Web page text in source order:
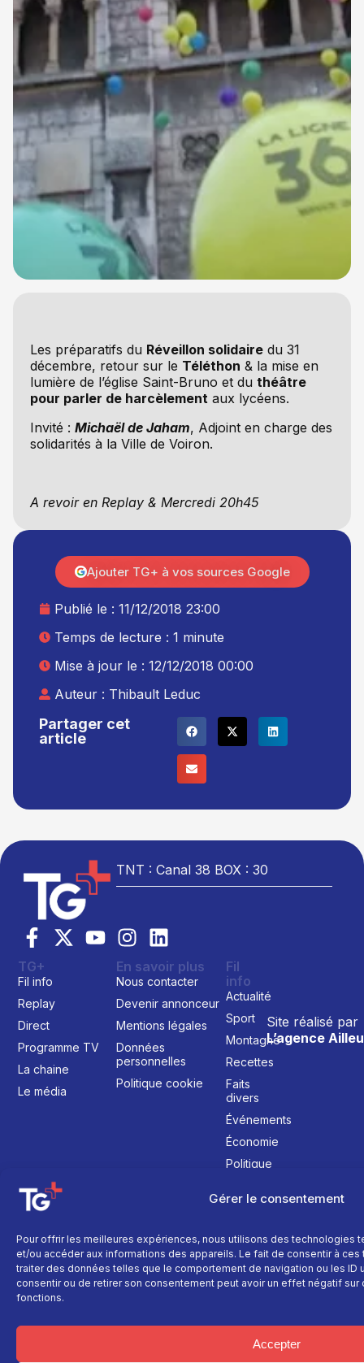
Gérer le consentement
Pour offrir les meilleures expériences, nous utilisons des technologies
et/ou accéder aux informations des appareils. Le fait de consentir à
traiter des données telles que le comportement de navigation ou les ID
consentir ou de retirer son consentement peut avoir un effet négatif
fonctions.
Accepter
Les préparatifs du Réveillon solidairedu 31
décembre, retour sur le Téléthon & la mise en
lumière de l’église Saint-Bruno et du théâtre
pour parler de harcèlement aux lycéens.
Invité : Michaël de Jaham, Adjoint en charge des
solidarités à la Ville de Voiron.
A revoir en Replay & Mercredi 20h45
Partager cet
article
Publié le : 11/12/2018 23:00
Temps de lecture : 1 minute
Mise à jour le : 12/12/2018 00:00
Auteur : Thibault Leduc
Ajouter TG+ à vos sources Google
TNT : Canal 38 BOX : 30
Site réalisé par
L’agence
TG+
Fil info
Replay
Direct
Programme TV
La chaine
Le média
En savoir plus
Nous contacter
Devenir annonceur
Mentions légales
Données
personnelles
Politique cookie
Fil
info
Actualité
Sport
Montagne
Recettes
Faits
divers
Événements
Économie
Politique